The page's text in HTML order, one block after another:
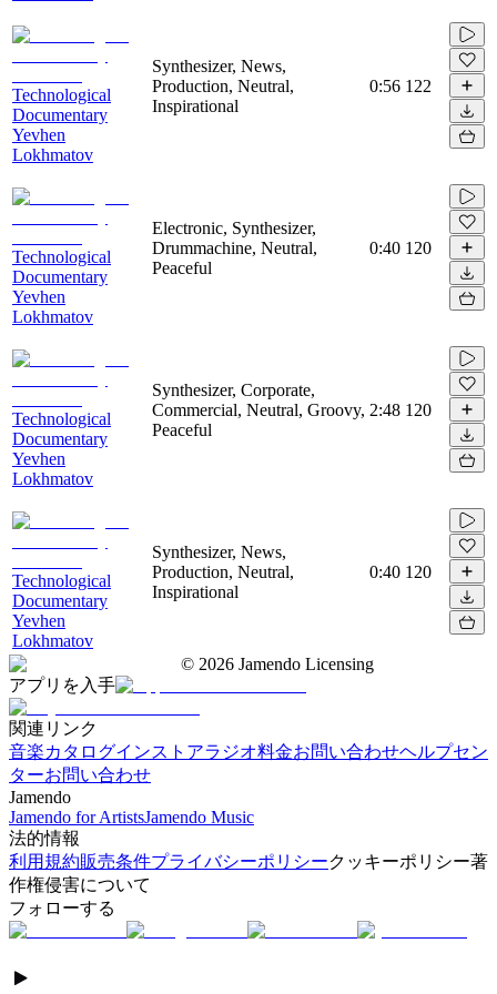
Technological
Documentary
Yevhen
Lokhmatov
Synthesizer, News,
Production, Neutral,
Inspirational
0:56 122
Technological
Documentary
Yevhen
Lokhmatov
Electronic, Synthesizer,
Drummachine, Neutral,
Peaceful
0:40 120
Technological
Documentary
Yevhen
Lokhmatov
Synthesizer, Corporate,
Commercial, Neutral, Groovy,
Peaceful
2:48 120
Technological
Documentary
Yevhen
Lokhmatov
Synthesizer, News,
Production, Neutral,
Inspirational
0:40 120
© 2026 Jamendo Licensing
アプリを入手
関連リンク
音楽カタログインストアラジオ料金お問い合わせヘルプセン
ターお問い合わせ
Jamendo
Jamendo for ArtistsJamendo Music
法的情報
利用規約販売条件プライバシーポリシークッキーポリシー著
作権侵害について
フォローする